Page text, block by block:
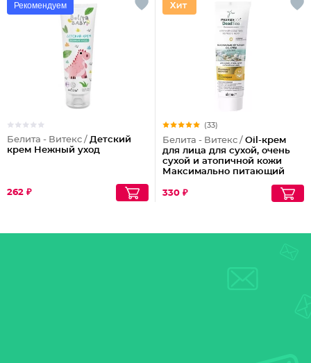
Рекомендуем
Белита - Витекс / Детский
крем Нежный уход
262 ₽
(33)
Белита - Витекс / Oil-крем
для лица для сухой, очень
сухой и атопичной кожи
Максимально питающий
330 ₽